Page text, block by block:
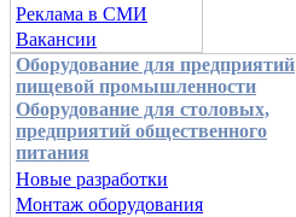
Реклама в СМИ
Вакансии
Оборудование для предприятий
пищевой промышленности
Оборудование для столовых,
предприятий общественного
питания
Новые разработки
Монтаж оборудования